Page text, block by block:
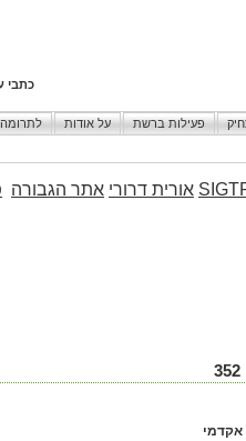
כתבי
פעילות ברשת על אודות
אורית דרורי אתר הגבורה